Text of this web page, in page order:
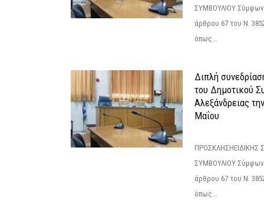
ΣΥΜΒΟΥΛΙΟΥ
άρθρου 67 του Ν.
όπως...
Διπλή
του Δημοτικού
Αλεξάνδρειας
Μαΐου
ΠΡΟΣΚΛΗΣΗΕΙΔΙΚΗΣ
ΣΥΜΒΟΥΛΙΟΥ
άρθρου 67 του Ν.
όπως...